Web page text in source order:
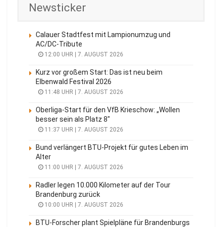
Newsticker
Calauer Stadtfest mit Lampionumzug und
AC/DC-Tribute
12:00 UHR | 7. AUGUST 2026
Kurz vor großem Start: Das ist neu beim
Elbenwald Festival 2026
11:48 UHR | 7. AUGUST 2026
Oberliga-Start für den VfB Krieschow: „Wollen
besser sein als Platz 8″
11:37 UHR | 7. AUGUST 2026
Bund verlängert BTU-Projekt für gutes Leben im
Alter
11:00 UHR | 7. AUGUST 2026
Radler legen 10.000 Kilometer auf der Tour
Brandenburg zurück
10:00 UHR | 7. AUGUST 2026
BTU-Forscher plant Spielpläne für Brandenburgs